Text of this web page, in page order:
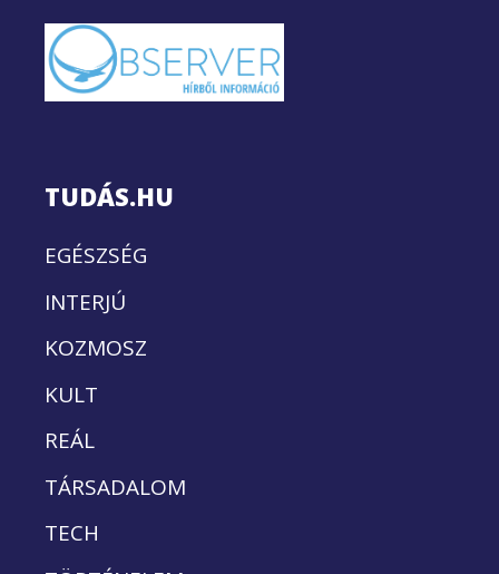
TUDÁS.HU
EGÉSZSÉG
INTERJÚ
KOZMOSZ
KULT
REÁL
TÁRSADALOM
TECH